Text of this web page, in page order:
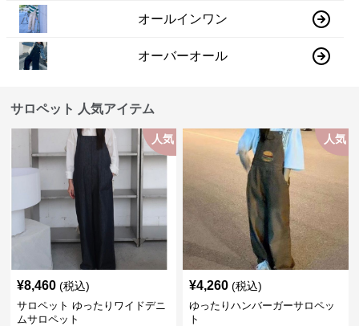
オールインワン
オーバーオール
サロペット 人気アイテム
人気
¥8,460 (税込)
サロペット ゆったりワイドデニ
ムサロペット
人気
¥4,260 (税込)
ゆったりハンバーガーサロペッ
ト